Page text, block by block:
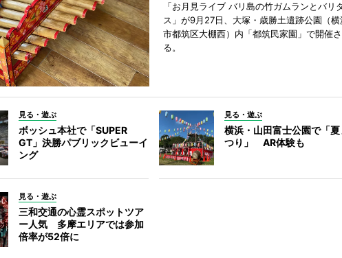
「お月見ライブ バリ島の竹ガムランとバリ
ス」が9月27日、大塚・歳勝土遺跡公園（横
市都筑区大棚西）内「都筑民家園」で開催
る。
見る・遊ぶ
ボッシュ本社で「SUPER
GT」決勝パブリックビューイ
ング
見る・遊ぶ
横浜・山田富士公園で「夏
つり」 AR体験も
見る・遊ぶ
三和交通の心霊スポットツア
ー人気 多摩エリアでは参加
倍率が52倍に